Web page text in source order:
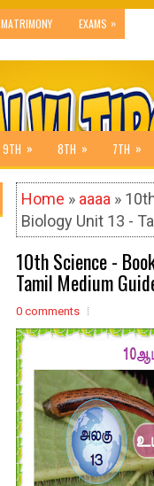
MATRIMONY EXAMS »
9TH » 8TH » 7TH »
Home » aaaa »
Biology Unit 13 -
10th Science -
Tamil Medium
0 comments